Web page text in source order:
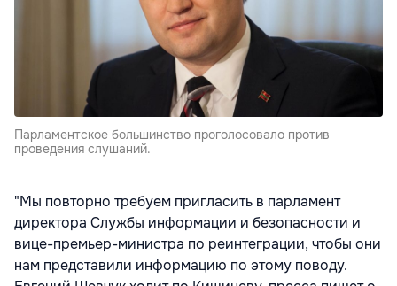
Парламентское большинство проголосовало против
проведения слушаний.
"Мы повторно требуем пригласить в парламент
директора Службы информации и безопасности и
вице-премьер-министра по реинтеграции, чтобы они
нам представили информацию по этому поводу.